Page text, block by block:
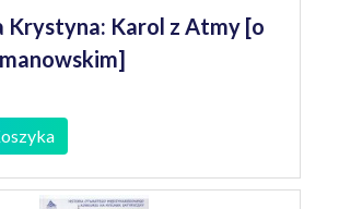
Krystyna: Karol z Atmy [o